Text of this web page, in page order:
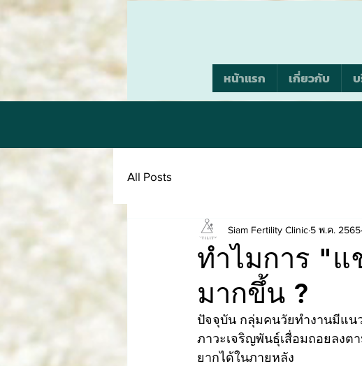
หน้าแรก เกี่ยวกับ
All Posts
ทำไมการ "แ
มากขึ้น ?
Siam Fertility Clinic 5 พ.ค. 2565
ปัจจุบัน กลุ่มคนวัยทำงานมีแน
ภาวะเจริญพันธุ์เสื่อมถอยลงต
ยากได้ในภายหลัง